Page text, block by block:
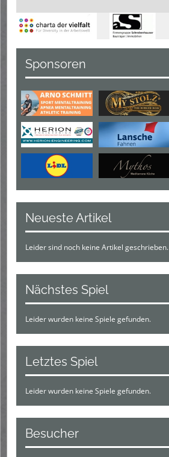
Sponsoren
Neueste Artikel
Leider sind noch keine Artikel geschrieben.
Nächstes Spiel
Leider wurden keine Spiele gefunden.
Letztes Spiel
Leider wurden keine Spiele gefunden.
Besucher